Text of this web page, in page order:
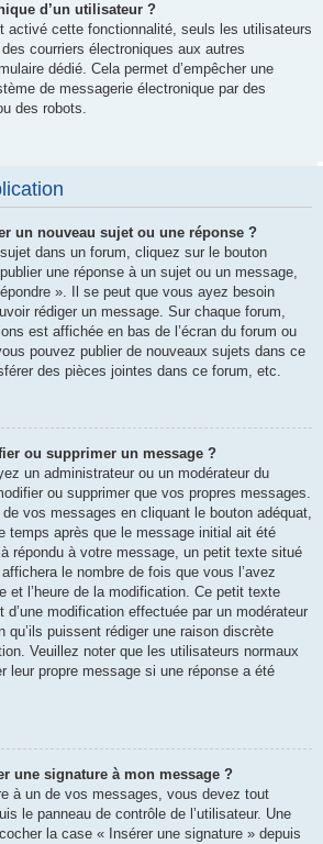
d’un utilisateur ?
activé cette fonctionnalité, seuls les utilisateurs
courriers électroniques aux autres
dédié. Cela permet d’empêcher une
de messagerie électronique par des
des robots.
un nouveau sujet ou une réponse ?
dans un forum, cliquez sur le bouton
une réponse à un sujet ou un message,
». Il se peut que vous ayez besoin
rédiger un message. Sur chaque forum,
est affichée en bas de l’écran du forum ou
pouvez publier de nouveaux sujets dans ce
des pièces jointes dans ce forum, etc.
ou supprimer un message ?
un administrateur ou un modérateur du
ou supprimer que vos propres messages.
vos messages en cliquant le bouton adéquat,
temps après que le message initial ait été
répondu à votre message, un petit texte situé
le nombre de fois que vous l’avez
et l’heure de la modification. Ce petit texte
d’une modification effectuée par un modérateur
qu’ils puissent rédiger une raison discrète
Veuillez noter que les utilisateurs normaux
leur propre message si une réponse a été
une signature à mon message ?
à un de vos messages, vous devez tout
le panneau de contrôle de l’utilisateur. Une
la case « Insérer une signature » depuis